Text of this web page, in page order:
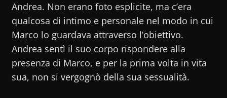
Andrea. Non erano foto esplicite, ma c’era
qualcosa di intimo e personale nel modo in cui
Marco lo guardava attraverso l’obiettivo.
Andrea sentì il suo corpo rispondere alla
presenza di Marco, e per la prima volta in vita
sua, non si vergognò della sua sessualità.